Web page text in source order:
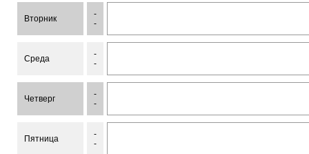
Вторник
-
-
Среда
-
-
Четверг
-
-
Пятница
-
-